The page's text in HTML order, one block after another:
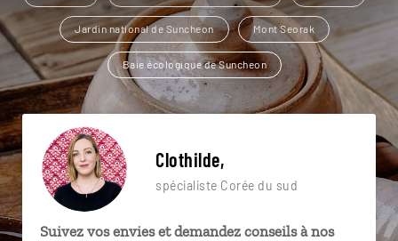
Jardin national de Suncheon Mont Seorak
Baie écologique de Suncheon
Clothilde,
spécialiste Corée du sud
Suivez vos envies et demandez conseils à nos